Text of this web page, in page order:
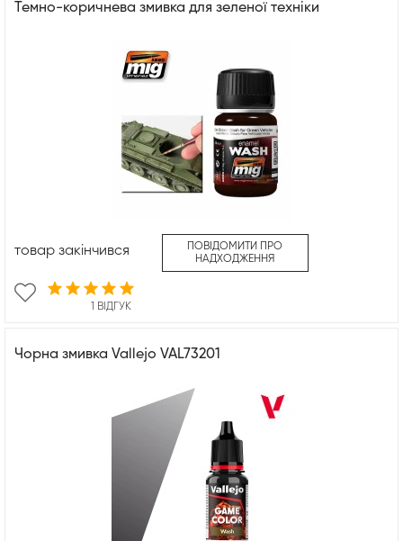
Темно-коричнева змивка для зеленої техніки
1 ВІДГУК
товар закінчився
ПОВІДОМИТИ ПРО
НАДХОДЖЕННЯ
Чорна змивка Vallejo VAL73201